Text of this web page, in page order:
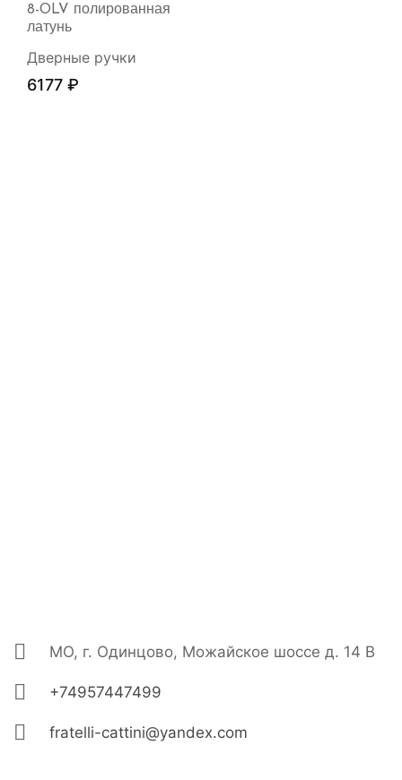
8-OLV полированная
латунь
Дверные ручки
6177 ₽
МО, г. Одинцово, Можайское шоссе д. 14 В
+74957447499
fratelli-cattini@yandex.com